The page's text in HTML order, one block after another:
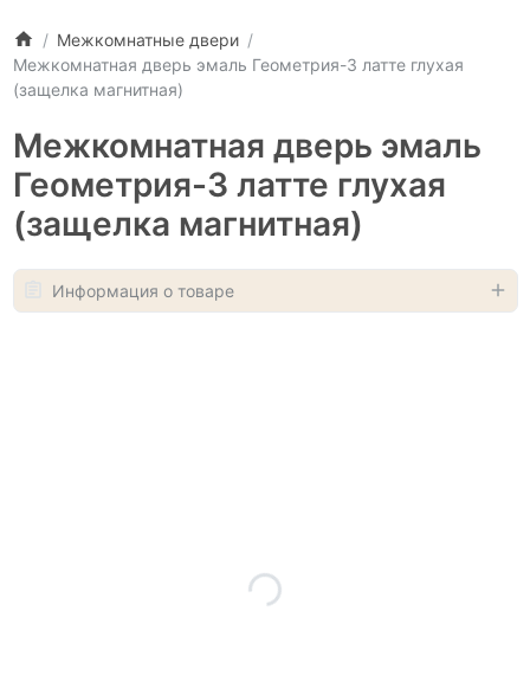
Межкомнатные двери
Межкомнатная дверь эмаль Геометрия-3 латте глухая
(защелка магнитная)
Межкомнатная дверь эмаль
Геометрия-3 латте глухая
(защелка магнитная)
Информация о товаре